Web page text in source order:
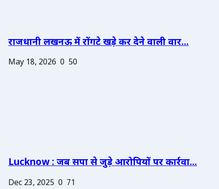
राजधानी लखनऊ में रोंगटे खड़े कर देने वाली वार...
May 18, 2026 0 50
Lucknow : जब सपा से जुड़े आरोपियों पर कार्रवा...
Dec 23, 2025 0 71